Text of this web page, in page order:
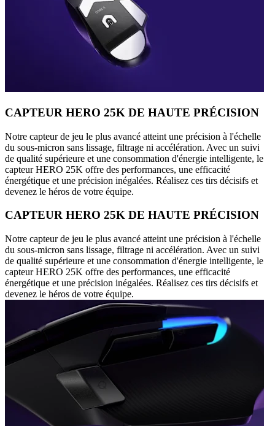
CAPTEUR HERO 25K DE HAUTE PRÉCISION
Notre capteur de jeu le plus avancé atteint une précision à l'échelle
du sous-micron sans lissage, filtrage ni accélération. Avec un suivi
de qualité supérieure et une consommation d'énergie intelligente, le
capteur HERO 25K offre des performances, une efficacité
énergétique et une précision inégalées. Réalisez ces tirs décisifs et
devenez le héros de votre équipe.
CAPTEUR HERO 25K DE HAUTE PRÉCISION
Notre capteur de jeu le plus avancé atteint une précision à l'échelle
du sous-micron sans lissage, filtrage ni accélération. Avec un suivi
de qualité supérieure et une consommation d'énergie intelligente, le
capteur HERO 25K offre des performances, une efficacité
énergétique et une précision inégalées. Réalisez ces tirs décisifs et
devenez le héros de votre équipe.